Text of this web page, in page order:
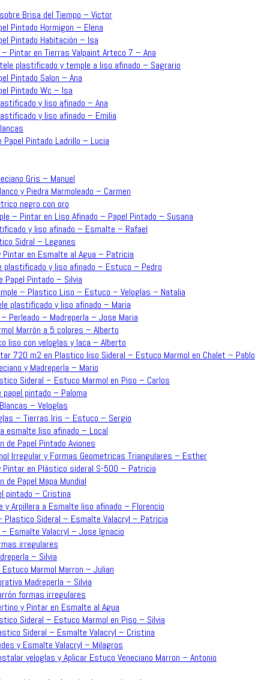
Brisa del Tiempo – Victor
Pintado Hormigon – Elena
Pintado Habitación – Isa
Pintar en Tierras Valpaint Arteco 7 – Ana
plastificado y temple a liso afinado – Sagrario
Pintado Salon – Ana
Pintado Wc – Isa
y liso afinado – Ana
y liso afinado – Emilia
Pintado Ladrillo – Lucia
Gris – Manuel
y Piedra Marmoleado – Carmen
negro con oro
– Pintar en Liso Afinado – Papel Pintado – Susana
y liso afinado – Esmalte – Rafael
Sidral – Leganes
en Esmalte al Agua – Patricia
plastificado y liso afinado – Estuco – Pedro
Papel Pintado – Silvia
– Plastico Liso – Estuco – Veloglas – Natalia
plastificado y liso afinado – Maria
Perleado – Madreperla – Jose Maria
Marrón a 5 colores – Alberto
liso con veloglas y laca – Alberto
720 m2 en Plastico liso Sideral – Estuco Marmol en Chalet – Pablo
y Madreperla – Mario
Sideral – Estuco Marmol en Piso – Carlos
pintado – Paloma
– Veloglas
– Tierras Iris – Estuco – Sergio
esmalte liso afinado – Local
de Papel Pintado Aviones
Irregular y Formas Geometricas Triangulares – Esther
en Plástico sideral S-500 – Patricia
de Papel Mapa Mundial
pintado – Cristina
y Arpillera a Esmalte liso afinado – Florencio
Sideral – Esmalte Valacryl – Patricia
Esmalte Valacryl – Jose Ignacio
irregulares
– Silvia
Marmol Marron – Julian
Madreperla – Silvia
formas irregulares
y Pintar en Esmalte al Agua
Sideral – Estuco Marmol en Piso – Silvia
Sideral – Esmalte Valacryl – Cristina
y Esmalte Valacryl – Milagros
veloglas y Aplicar Estuco Veneciano Marron – Antonio